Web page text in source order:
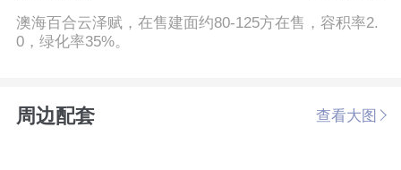
澳海百合云泽赋，在售建面约80-125方在售，容积率2.
0，绿化率35%。
周边配套 查看大图